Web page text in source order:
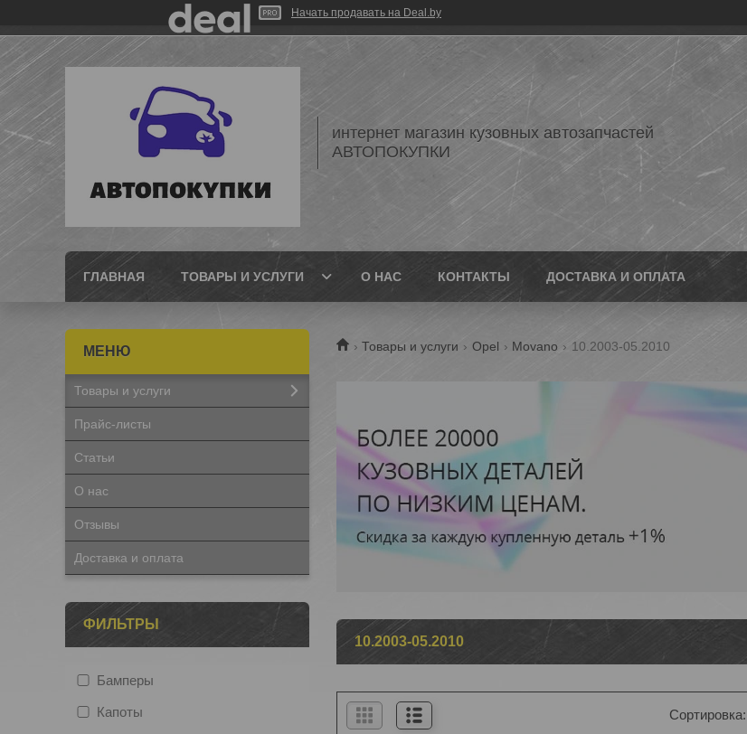
Начать продавать на Deal.by
интернет магазин кузовных автозапчастей
АВТОПОКУПКИ
ГЛАВНАЯ ТОВАРЫ И УСЛУГИ О НАС КОНТАКТЫ ДОСТАВКА И ОПЛАТА
Товары и услуги Opel Movano 10.2003-05.2010
10.2003-05.2010
Товары и услуги
Прайс-листы
Статьи
О нас
Отзывы
Доставка и оплата
ФИЛЬТРЫ
Бамперы
Капоты